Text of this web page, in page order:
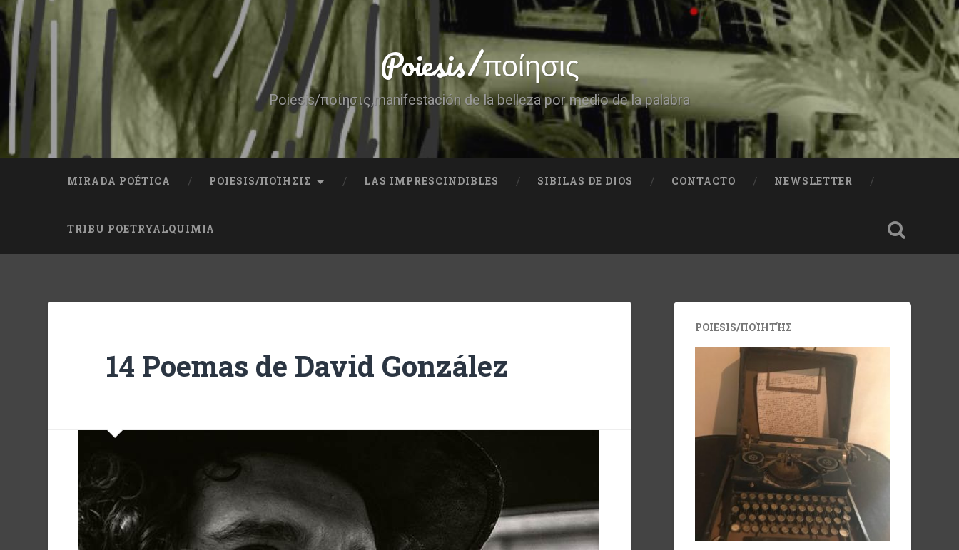
Skip
to
content
Search
Poiesis/ποίησις
Poiesis/ποίησις,manifestación de la belleza por medio de la palabra
MIRADA POÉTICA POIESIS/ΠΟΊΗΣΙΣ LAS IMPRESCINDIBLES SIBILAS DE DIOS CONTACTO NEWSLETTER
TRIBU POETRYALQUIMIA
14 Poemas de David González
POIESIS/ΠΟΊΗΤΉΣ